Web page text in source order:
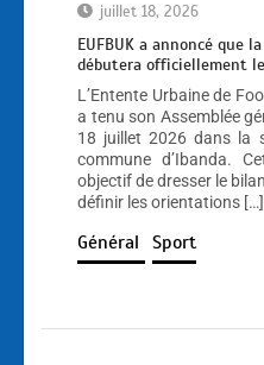
juillet 18, 2026
EUFBUK a annoncé que
débutera officiellement
L’Entente Urbaine de
a tenu son Assemblée
18 juillet 2026 dans la
commune d’Ibanda.
objectif de dresser le
définir les orientations […]
Général Sport